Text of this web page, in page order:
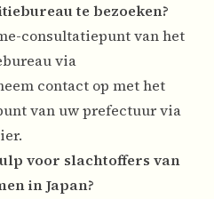
te bezoeken?
consultatiepunt van het
via
contact op met het
van uw prefectuur via
voor slachtoffers van
in Japan?